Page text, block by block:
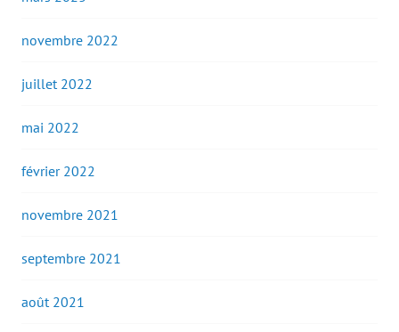
novembre 2022
juillet 2022
mai 2022
février 2022
novembre 2021
septembre 2021
août 2021